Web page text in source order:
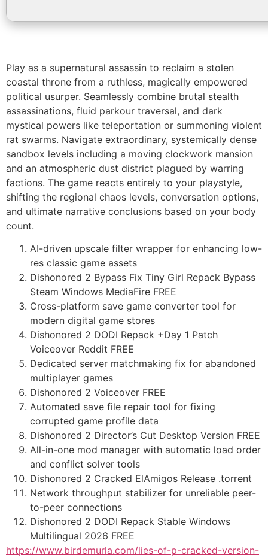
Play as a supernatural assassin to reclaim a stolen
coastal throne from a ruthless, magically empowered
political usurper. Seamlessly combine brutal stealth
assassinations, fluid parkour traversal, and dark
mystical powers like teleportation or summoning violent
rat swarms. Navigate extraordinary, systemically dense
sandbox levels including a moving clockwork mansion
and an atmospheric dust district plagued by warring
factions. The game reacts entirely to your playstyle,
shifting the regional chaos levels, conversation options,
and ultimate narrative conclusions based on your body
count.
AI-driven upscale filter wrapper for enhancing low-
res classic game assets
Dishonored 2 Bypass Fix Tiny Girl Repack Bypass
Steam Windows MediaFire FREE
Cross-platform save game converter tool for
modern digital game stores
Dishonored 2 DODI Repack +Day 1 Patch
Voiceover Reddit FREE
Dedicated server matchmaking fix for abandoned
multiplayer games
Dishonored 2 Voiceover FREE
Automated save file repair tool for fixing
corrupted game profile data
Dishonored 2 Director’s Cut Desktop Version FREE
All-in-one mod manager with automatic load order
and conflict solver tools
Dishonored 2 Cracked ElAmigos Release .torrent
Network throughput stabilizer for unreliable peer-
to-peer connections
Dishonored 2 DODI Repack Stable Windows
Multilingual 2026 FREE
https://www.birdemurla.com/lies-of-p-cracked-version-